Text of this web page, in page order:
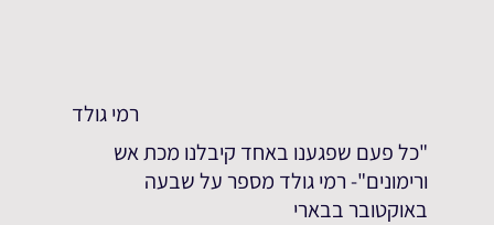
רמי גולד
"כל פעם שפגענו באחד קיבלנו מכת אש
ורימונים"- רמי גולד מספר על שבעה
באוקטובר בבארי